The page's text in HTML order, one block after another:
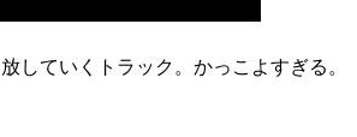
していくトラック。かっこよすぎる。